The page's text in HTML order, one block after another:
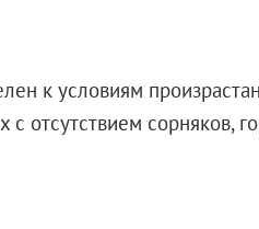
к условиям
отсутствием сорняков,